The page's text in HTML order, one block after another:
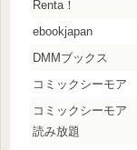
Renta！
ebookjapan
DMMブックス
コミックシーモア
コミックシーモア
読み放題